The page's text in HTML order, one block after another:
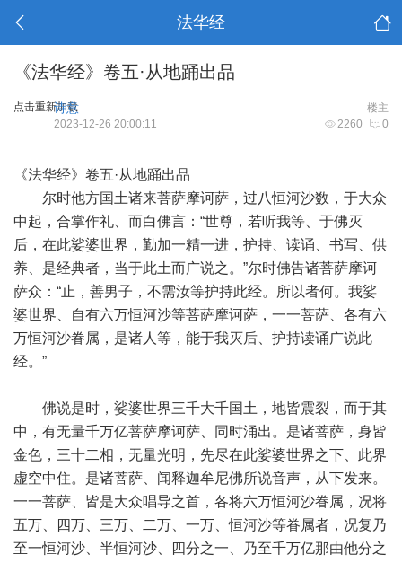
法华经
《法华经》卷五·从地踊出品
点击重新加载 楼主
诗意
2260 0
2023-12-26 20:00:11
《法华经》卷五·从地踊出品
尔时他方国土诸来菩萨摩诃萨，过八恒河沙数，于大众
中起，合掌作礼、而白佛言：“世尊，若听我等、于佛灭
后，在此娑婆世界，勤加一精一进，护持、读诵、书写、供
养、是经典者，当于此土而广说之。”尔时佛告诸菩萨摩诃
萨众：“止，善男子，不需汝等护持此经。所以者何。我娑
婆世界、自有六万恒河沙等菩萨摩诃萨，一一菩萨、各有六
万恒河沙眷属，是诸人等，能于我灭后、护持读诵广说此
经。”
佛说是时，娑婆世界三千大千国土，地皆震裂，而于其
中，有无量千万亿菩萨摩诃萨、同时涌出。是诸菩萨，身皆
金色，三十二相，无量光明，先尽在此娑婆世界之下、此界
虚空中住。是诸菩萨、闻释迦牟尼佛所说音声，从下发来。
一一菩萨、皆是大众唱导之首，各将六万恒河沙眷属，况将
五万、四万、三万、二万、一万、恒河沙等眷属者，况复乃
至一恒河沙、半恒河沙、四分之一、乃至千万亿那由他分之